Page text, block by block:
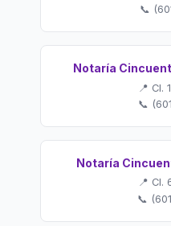
📞
Notaría
📍 Cl.
📞
Notaría
📍 Cl.
📞